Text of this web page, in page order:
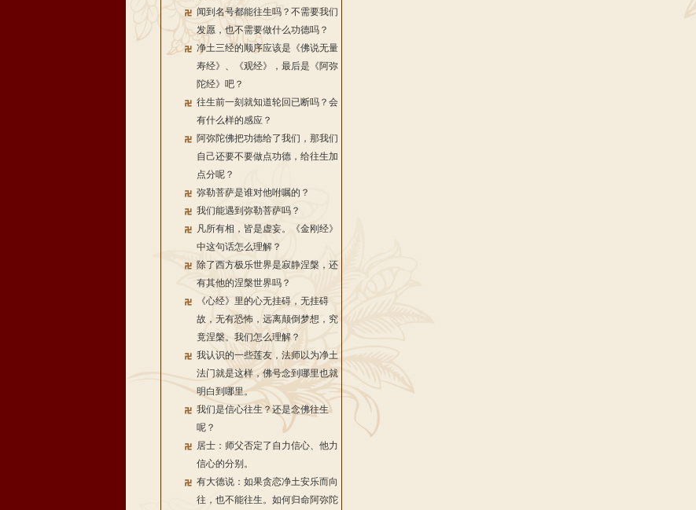
闻到名号都能往生吗？不需要我们
发愿，也不需要做什么功德吗？
净土三经的顺序应该是《佛说无量
寿经》、《观经》，最后是《阿弥
陀经》吧？
往生前一刻就知道轮回已断吗？会
有什么样的感应？
阿弥陀佛把功德给了我们，那我们
自己还要不要做点功德，给往生加
点分呢？
弥勒菩萨是谁对他咐嘱的？
我们能遇到弥勒菩萨吗？
凡所有相，皆是虚妄。《金刚经》
中这句话怎么理解？
除了西方极乐世界是寂静涅槃，还
有其他的涅槃世界吗？
《心经》里的心无挂碍，无挂碍
故，无有恐怖，远离颠倒梦想，究
竟涅槃。我们怎么理解？
我认识的一些莲友，法师以为净土
法门就是这样，佛号念到哪里也就
明白到哪里。
我们是信心往生？还是念佛往生
呢？
居士：师父否定了自力信心、他力
信心的分别。
有大德说：如果贪恋净土安乐而向
往，也不能往生。如何归命阿弥陀